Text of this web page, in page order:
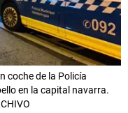
coche de la Policía
en la capital navarra.